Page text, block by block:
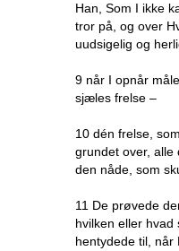
Han, Som I ikke
tror på, og over
uudsigelig og
9 når I opnår
sjæles frelse –
10 dén frelse,
grundet over, alle
den nåde, som
11 De prøvede
hvilken eller hvad
hentydede til, når